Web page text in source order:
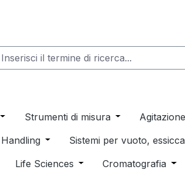
from the category Consumabili per
Open or close the dropdown menu
Strumenti di misura Open or close
the category Distillazione,
the dropdown menu from the
Open or close the dropdown
Sistemi per vuoto,
Pulizia e sterilizzazione
or close the dropdown menu from
Life Sciences Open or close the
Cromatografia